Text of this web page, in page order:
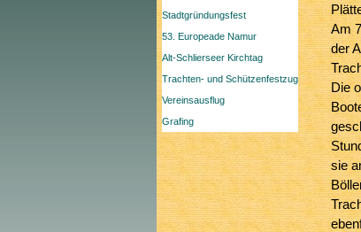
Stadtgründungsfest
53. Europeade Namur
Alt-Schlierseer Kirchtag
Trachten- und Schützenfestzug
Vereinsausflug
Grafing
Am
der
Die
sie